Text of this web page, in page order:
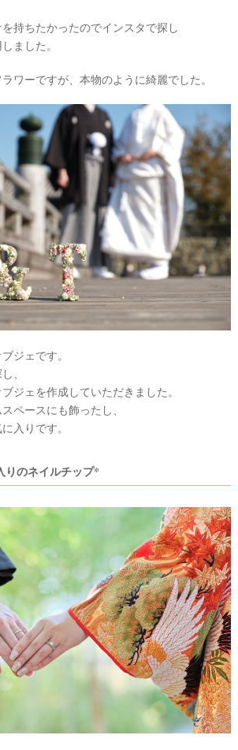
持ちたかったのでインスタで探し
ました。
ワーですが、本物のように綺麗でした。
ジェです。
、
ジェを作成していただきました。
ペースにも飾ったし、
入りです。
りのネイルチップ*